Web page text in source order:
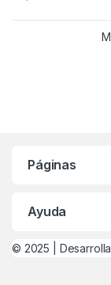
Páginas
Ayuda
© 2025 |